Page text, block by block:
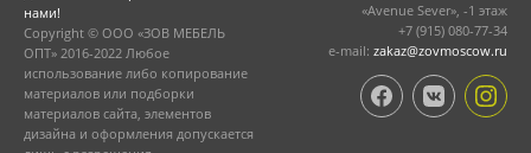
нами!
Copyright © ООО «ЗОВ МЕБЕЛЬ
ОПТ» 2016-2022 Любое
использование либо копирование
материалов или подборки
материалов сайта, элементов
дизайна и оформления допускается
«Avenue Sever», -1 этаж
+7 (915) 080-77-34
e-mail: zakaz@zovmoscow.ru